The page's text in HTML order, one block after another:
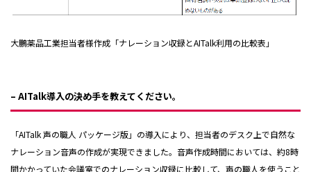
大鵬薬品工業担当者様作成「ナレーション収録とAITalk利用の比較表」
– AITalk導入の決め手を教えてください。
「AITalk 声の職人 パッケージ版」の導入により、担当者のデスク上で自然な
ナレーション音声の作成が実現できました。音声作成時間においては、約8時
間かかっていた会議室でのナレーション収録に比較して、声の職人を使うこと